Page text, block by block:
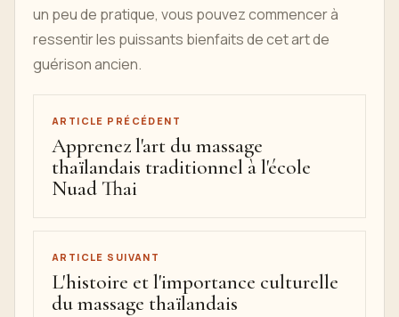
un peu de pratique, vous pouvez commencer à
ressentir les puissants bienfaits de cet art de
guérison ancien.
ARTICLE PRÉCÉDENT
Apprenez l'art du massage
thaïlandais traditionnel à l'école
Nuad Thai
ARTICLE SUIVANT
L'histoire et l'importance culturelle
du massage thaïlandais